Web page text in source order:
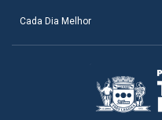
Cada Dia Melhor